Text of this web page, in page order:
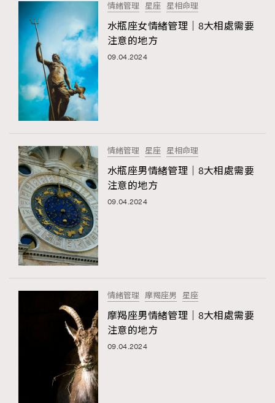
情緒管理 星座 星相命理
水瓶座女情緒管理｜8大相處需要
注意的地方
09.04.2024
情緒管理 星座 星相命理
水瓶座男情緒管理｜8大相處需要
注意的地方
09.04.2024
情緒管理 摩羯座男 星座
摩羯座男情緒管理｜8大相處需要
注意的地方
09.04.2024